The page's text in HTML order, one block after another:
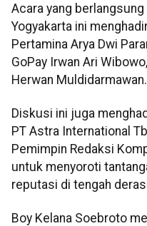
Acara yang
Yogyakarta ini
Pertamina Arya Dwi
GoPay Irwan Ari
Herwan Muldidarmawan.
Diskusi ini juga
PT Astra International
Pemimpin Redaksi
untuk menyoroti
reputasi di tengah
Boy Kelana Soebroto